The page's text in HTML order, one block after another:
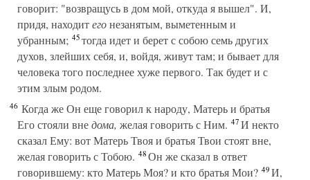
говорит: "возвращусь в дом мой, откуда я вышел". И,
придя, находитегонезанятым, выметенным и
убранным; 45тогда идет и берет с собою семь других
духов, злейших себя, и, войдя, живут там; и бывает для
человека того последнее хуже первого. Так будет и с
этим злым родом.
46 Когда же Он еще говорил к народу, Матерь и братья
Его стояли внедома, желая говорить с Ним. 47И некто
сказал Ему: вот Матерь Твоя и братья Твои стоят вне,
желая говорить с Тобою. 48Он же сказал в ответ
говорившему: кто Матерь Моя? и кто братья Мои? 49И,